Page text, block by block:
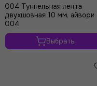
004 Туннельная лента
двухшовная 10 мм, айвори
004
Выбрать